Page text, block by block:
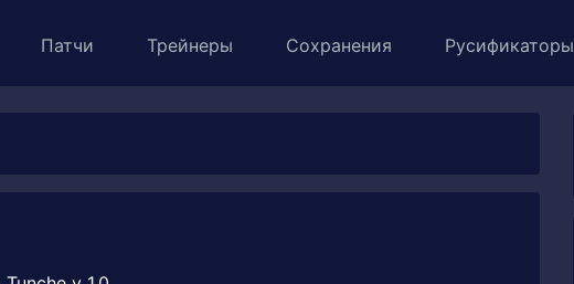
Патчи Трейнеры Сохранения Русификаторы